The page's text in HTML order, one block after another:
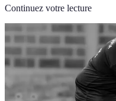
Continuez votre lecture